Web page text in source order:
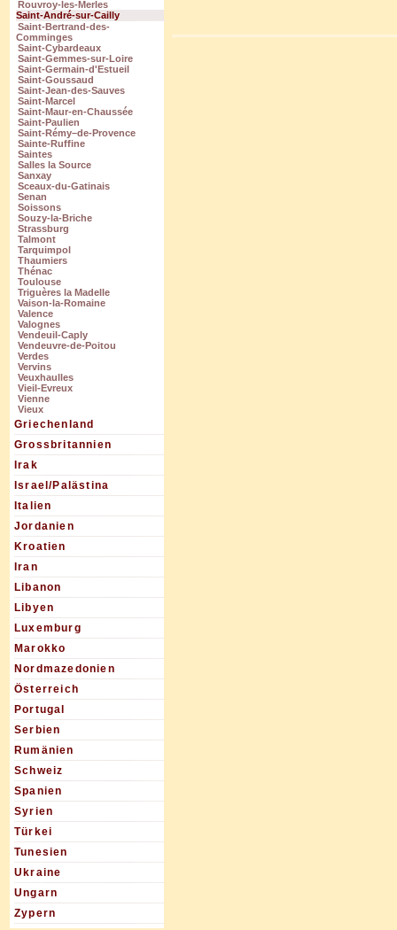
Rouvroy-les-Merles
Saint-André-sur-Cailly
Saint-Bertrand-des-
Comminges
Saint-Cybardeaux
Saint-Gemmes-sur-Loire
Saint-Germain-d'Estueil
Saint-Goussaud
Saint-Jean-des-Sauves
Saint-Marcel
Saint-Maur-en-Chaussée
Saint-Paulien
Saint-Rémy–de-Provence
Sainte-Ruffine
Saintes
Salles la Source
Sanxay
Sceaux-du-Gatinais
Senan
Soissons
Souzy-la-Briche
Strassburg
Talmont
Tarquimpol
Thaumiers
Thénac
Toulouse
Triguères la Madelle
Vaison-la-Romaine
Valence
Valognes
Vendeuil-Caply
Vendeuvre-de-Poitou
Verdes
Vervins
Veuxhaulles
Vieil-Evreux
Vienne
Vieux
Griechenland
Grossbritannien
Irak
Israel/Palästina
Italien
Jordanien
Kroatien
Iran
Libanon
Libyen
Luxemburg
Marokko
Nordmazedonien
Österreich
Portugal
Serbien
Rumänien
Schweiz
Spanien
Syrien
Türkei
Tunesien
Ukraine
Ungarn
Zypern